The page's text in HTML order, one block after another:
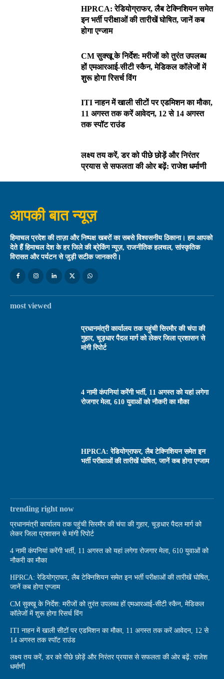
HPRCA: रेडियोग्राफर, लैब टेक्निशियन समेत
इन भर्ती परीक्षाओं की तारीखें घोषित, जानें कब
होगा एग्जाम
CM सुक्खू के निर्देश: मरीजों को तुरंत उपलब्ध
हों एमआरआई-सीटी स्कैन, मेडिकल कॉलेजों में
शुरू होगा रिसर्च विंग
ITI नाहन में खाली सीटों पर एडमिशन का मौका,
11 अगस्त तक करें आवेदन, 12 से 14 अगस्त
तक स्पॉट राउंड
लक्ष्य तय करें, डर को पीछे छोड़ें और निरंतर
प्रयास से सफलता की ओर बढ़ें: राजेश धर्माणी
आपकी बात न्यूज़
हिमाचल प्रदेश की ताज़ा और निष्पक्ष खबरों का सबसे विश्वसनीय ठिकाना। हम आपको
देते हैं हिमाचल देश के हर जिले की ब्रेकिंग न्यूज़, राजनीतिक हलचल, सांस्कृतिक
विरासत और पर्यटन से जुड़ी सटीक जानकारी।
most viewed
प्रधानमंत्री कार्यालय तक पहुंची सिरमौर की चंपा की
गुहार, चूड़धार पैदल मार्ग को लेकर जिला प्रशासन से
मांगी रिपोर्ट
4 नामी कंपनियां करेंगी भर्ती, 11 अगस्त को यहां लगेगा
रोजगार मेला, 610 युवाओं को नौकरी का मौका
HPRCA: रेडियोग्राफर, लैब टेक्निशियन समेत इन
भर्ती परीक्षाओं की तारीखें घोषित, जानें कब होगा एग्जाम
trending right now
प्रधानमंत्री कार्यालय तक पहुंची सिरमौर की चंपा की गुहार, चूड़धार पैदल मार्ग को
लेकर जिला प्रशासन से मांगी रिपोर्ट
4 नामी कंपनियां करेंगी भर्ती, 11 अगस्त को यहां लगेगा रोजगार मेला, 610 युवाओं को
नौकरी का मौका
HPRCA: रेडियोग्राफर, लैब टेक्निशियन समेत इन भर्ती परीक्षाओं की तारीखें घोषित,
जानें कब होगा एग्जाम
CM सुक्खू के निर्देश: मरीजों को तुरंत उपलब्ध हों एमआरआई-सीटी स्कैन, मेडिकल
कॉलेजों में शुरू होगा रिसर्च विंग
ITI नाहन में खाली सीटों पर एडमिशन का मौका, 11 अगस्त तक करें आवेदन, 12 से
14 अगस्त तक स्पॉट राउंड
लक्ष्य तय करें, डर को पीछे छोड़ें और निरंतर प्रयास से सफलता की ओर बढ़ें: राजेश
धर्माणी